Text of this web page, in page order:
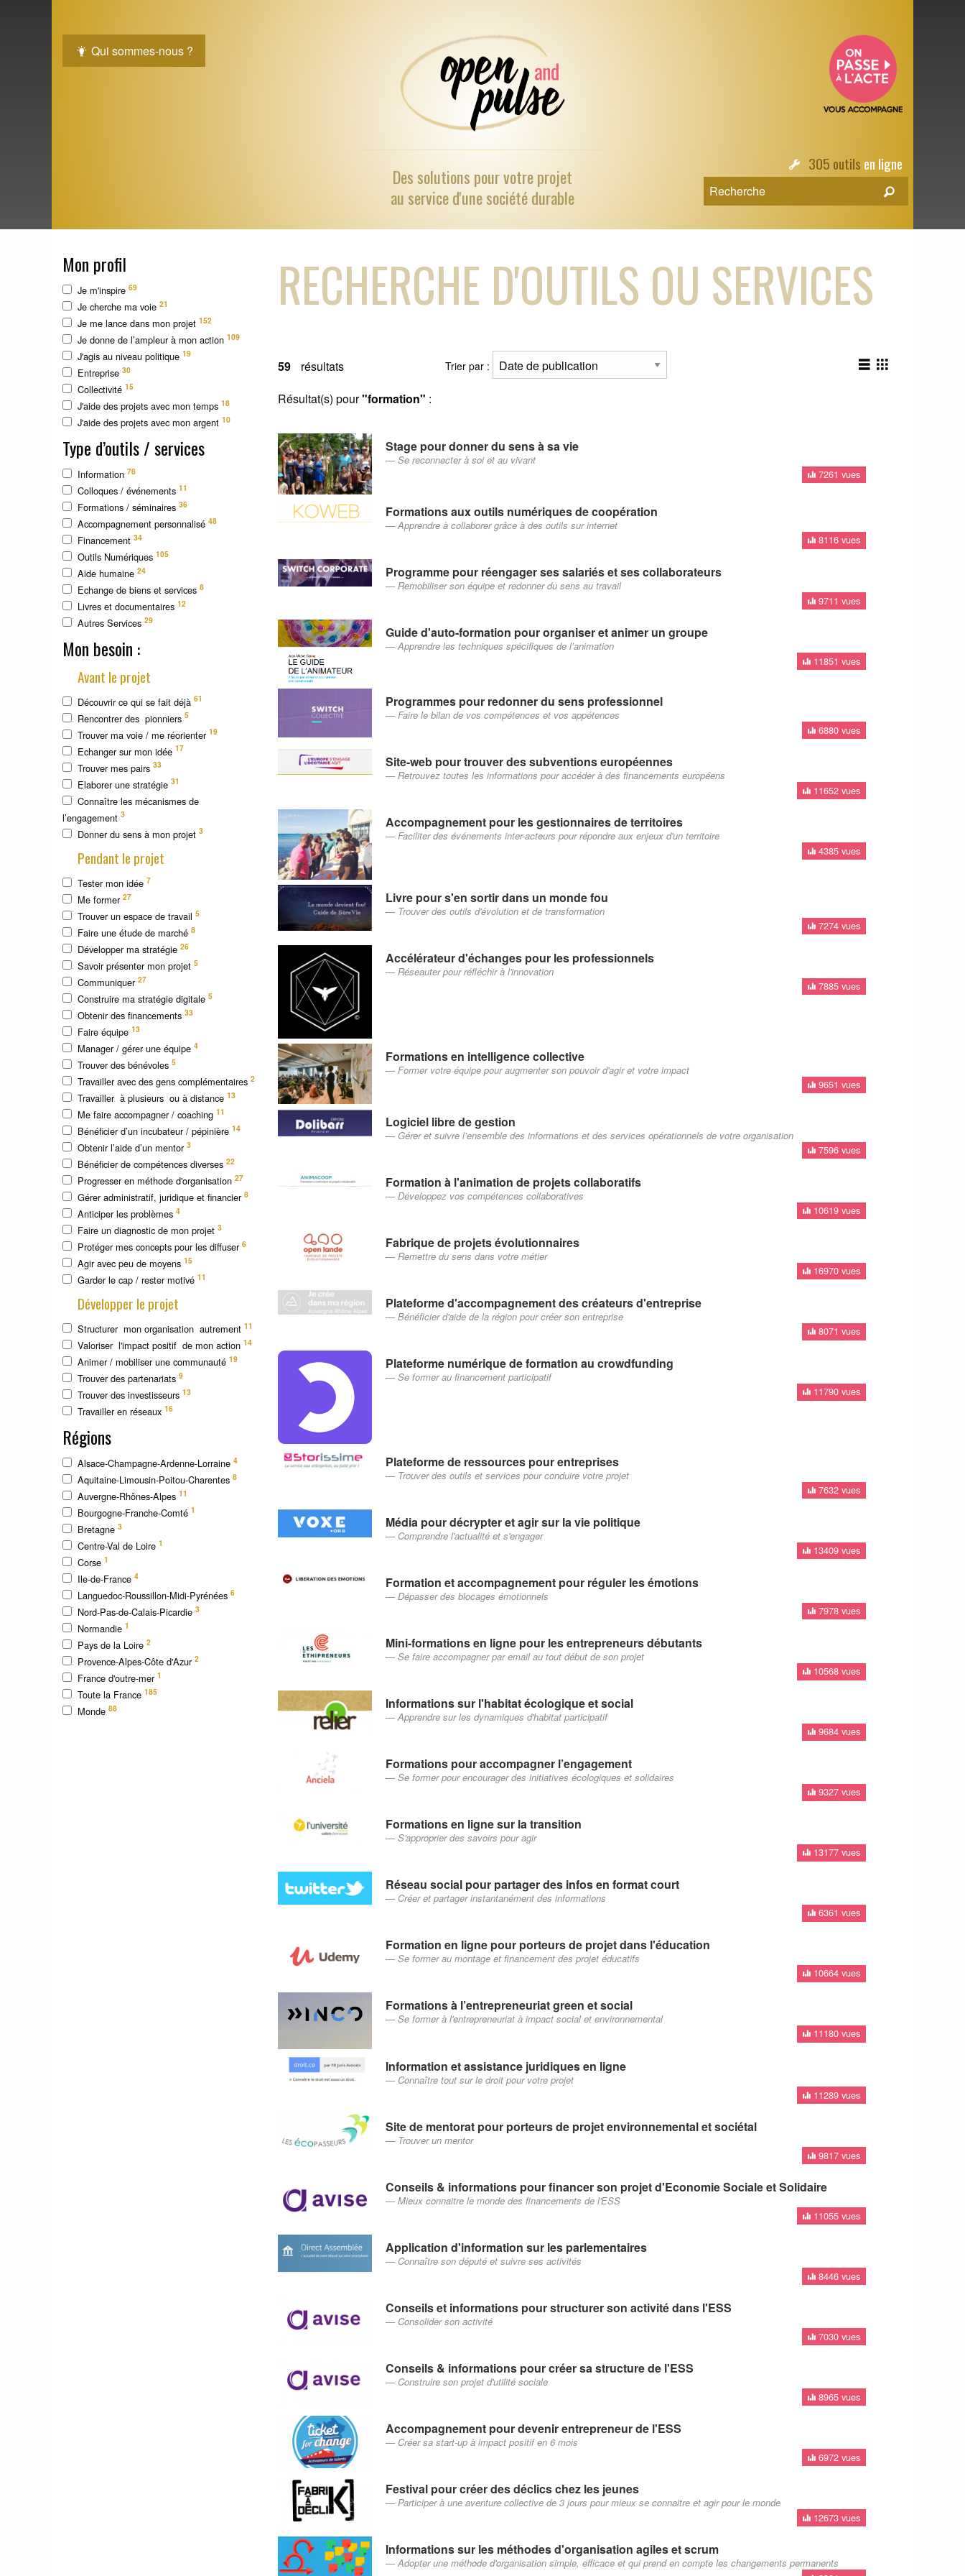
Qui sommes-nous ?
Des solutions pourvotre projet
au service d'une société durable
305 outils en ligne
Mon profil
Je m'inspire 69
Je cherche ma voie 21
Je me lance dans mon projet 152
Je donne de l’ampleur à mon action 109
J'agis au niveau politique 19
Entreprise 30
Collectivité 15
J'aide des projets avec mon temps 18
J'aide des projets avec mon argent 10
Type d’outils / services
Information 78
Colloques / événements 11
Formations / séminaires 36
Accompagnement personnalisé 48
Financement 34
Outils Numériques 105
Aide humaine 24
Echange de biens et services 8
Livres et documentaires 12
Autres Services 29
Mon besoin :
Avant le projet
Découvrir ce qui se fait déjà 61
Rencontrer des pionniers 5
Trouver ma voie / me réorienter 19
Echanger sur mon idée 17
Trouver mes pairs 33
Elaborer une stratégie 31
Connaître les mécanismes de
l’engagement 3
Donner du sens à mon projet 3
Pendant le projet
Tester mon idée 7
Me former 27
Trouver un espace de travail 5
Faire une étude de marché 8
Développer ma stratégie 26
Savoir présenter mon projet 5
Communiquer 27
Construire ma stratégie digitale 5
Obtenir des financements 33
Faire équipe 13
Manager / gérer une équipe 4
Trouver des bénévoles 5
Travailler avec des gens complémentaires 2
Travailler à plusieurs ou à distance 13
Me faire accompagner / coaching 11
Bénéficier d’un incubateur / pépinière 14
Obtenir l’aide d’un mentor 3
Bénéficier de compétences diverses 22
Progresser en méthode d'organisation 27
Gérer administratif, juridique et financier 8
Anticiper les problèmes 4
Faire un diagnostic de mon projet 3
Protéger mes concepts pour les diffuser 6
Agir avec peu de moyens 15
Garder le cap / rester motivé 11
Développer le projet
Structurer mon organisation autrement 11
Valoriser l'impact positif de mon action 14
Animer / mobiliser une communauté 19
Trouver des partenariats 9
Trouver des investisseurs 13
Travailler en réseaux 16
Régions
Alsace-Champagne-Ardenne-Lorraine 4
Aquitaine-Limousin-Poitou-Charentes 8
Auvergne-Rhônes-Alpes 11
Bourgogne-Franche-Comté 1
Bretagne 3
Centre-Val de Loire 1
Corse 1
Ile-de-France 4
Languedoc-Roussillon-Midi-Pyrénées 6
Nord-Pas-de-Calais-Picardie 3
Normandie 1
Pays de la Loire 2
Provence-Alpes-Côte d'Azur 2
France d'outre-mer 1
Toute la France 185
Monde 88
RECHERCHE D'OUTILS OU SERVICES
59 résultats Trier par :
Résultat(s) pour"formation" :
Stage pour donner du sens à sa vie
Se reconnecter à soi et au vivant
7261 vues
Formations aux outils numériques de coopération
Apprendre à collaborer grâce à des outils sur internet
8116 vues
Programme pour réengager ses salariés et ses collaborateurs
Remobiliser son équipe et redonner du sens au travail
9711 vues
Guide d'auto-formation pour organiser et animer un groupe
Apprendre les techniques spécifiques de l’animation
11851 vues
Programmes pour redonner du sens professionnel
Faire le bilan de vos compétences et vos appétences
6880 vues
Site-web pour trouver des subventions européennes
Retrouvez toutes les informations pour accéder à des financements européens
11652 vues
Accompagnement pour les gestionnaires de territoires
Faciliter des événements inter-acteurs pour répondre aux enjeux d'un territoire
4385 vues
Livre pour s'en sortir dans un monde fou
Trouver des outils d'évolution et de transformation
7274 vues
Accélérateur d'échanges pour les professionnels
Réseauter pour réfléchir à l'innovation
7885 vues
Formations en intelligence collective
Former votre équipe pour augmenter son pouvoir d'agir et votre impact
9651 vues
Logiciel libre de gestion
Gérer et suivre l’ensemble des informations et des services opérationnels de votre organisation
7596 vues
Formation à l'animation de projets collaboratifs
Développez vos compétences collaboratives
10619 vues
Fabrique de projets évolutionnaires
Remettre du sens dans votre métier
16970 vues
Plateforme d'accompagnement des créateurs d'entreprise
Bénéficier d'aide de la région pour créer son entreprise
8071 vues
Plateforme numérique de formation au crowdfunding
Se former au financement participatif
11790 vues
Plateforme de ressources pour entreprises
Trouver des outils et services pour conduire votre projet
7632 vues
Média pour décrypter et agir sur la vie politique
Comprendre l'actualité et s'engager
13409 vues
Formation et accompagnement pour réguler les émotions
Dépasser des blocages émotionnels
7978 vues
Mini-formations en ligne pour les entrepreneurs débutants
Se faire accompagner par email au tout début de son projet
10568 vues
Informations sur l'habitat écologique et social
Apprendre sur les dynamiques d'habitat participatif
9684 vues
Formations pour accompagner l’engagement
Se former pour encourager des initiatives écologiques et solidaires
9327 vues
Formations en ligne sur la transition
S'approprier des savoirs pour agir
13177 vues
Réseau social pour partager des infos en format court
Créer et partager instantanément des informations
6361 vues
Formation en ligne pour porteurs de projet dans l'éducation
Se former au montage et financement des projet éducatifs
10664 vues
Formations à l’entrepreneuriat green et social
Se former à l'entrepreneuriat à impact social et environnemental
11180 vues
Information et assistance juridiques en ligne
Connaître tout sur le droit pour votre projet
11289 vues
Site de mentorat pour porteurs de projet environnemental et sociétal
Trouver un mentor
9817 vues
Conseils & informations pour financer son projet d'Economie Sociale et Solidaire
Mieux connaitre le monde des financements de l'ESS
11055 vues
Application d'information sur les parlementaires
Connaître son député et suivre ses activités
8446 vues
Conseils et informations pour structurer son activité dans l'ESS
Consolider son activité
7030 vues
Conseils & informations pour créer sa structure de l'ESS
Construire son projet d'utilité sociale
8965 vues
Accompagnement pour devenir entrepreneur de l'ESS
Créer sa start-up à impact positif en 6 mois
6972 vues
Festival pour créer des déclics chez les jeunes
Participer à une aventure collective de 3 jours pour mieux se connaitre et agir pour le monde
12673 vues
Informations sur les méthodes d'organisation agiles et scrum
Adopter une méthode d'organisation simple, efficace et qui prend en compte les changements permanents